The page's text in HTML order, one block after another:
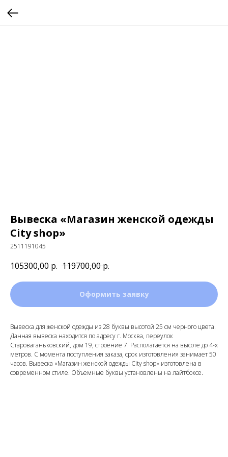
Вывеска «Магазин женской одежды
City shop»
2511191045
105300,00 р. 119700,00р.
Оформить заявку
Вывеска для женской одежды из 28 буквы высотой 25 см черного цвета.
Данная вывеска находится по адресу г. Москва, переулок
Староваганьковский, дом 19, строение 7. Располагается на высоте до 4-х
метров. С момента поступления заказа, срок изготовления занимает 50
часов. Вывеска «Магазин женской одежды City shop» изготовлена в
современном стиле. Объемные буквы установлены на лайтбоксе.